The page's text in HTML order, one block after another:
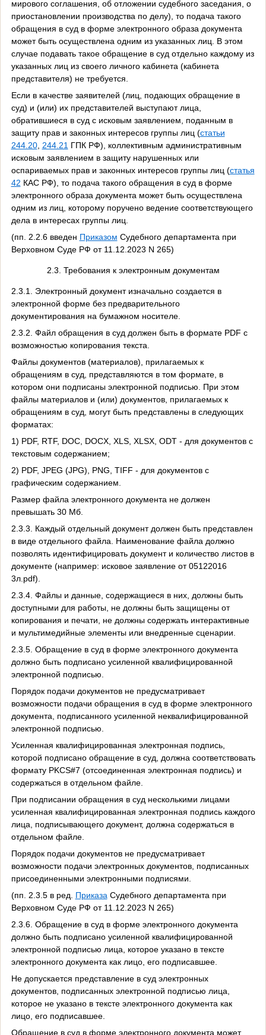
мирового соглашения, об отложении судебного заседания, о
приостановлении производства по делу), то подача такого
обращения в суд в форме электронного образа документа
может быть осуществлена одним из указанных лиц. В этом
случае подавать такое обращение в суд отдельно каждому из
указанных лиц из своего личного кабинета (кабинета
представителя) не требуется.
Если в качестве заявителей (лиц, подающих обращение в
суд) и (или) их представителей выступают лица,
обратившиеся в суд с исковым заявлением, поданным в
защиту прав и законных интересов группы лиц (статьи
244.20, 244.21 ГПК РФ), коллективным административным
исковым заявлением в защиту нарушенных или
оспариваемых прав и законных интересов группы лиц (статья
42 КАС РФ), то подача такого обращения в суд в форме
электронного образа документа может быть осуществлена
одним из лиц, которому поручено ведение соответствующего
дела в интересах группы лиц.
(пп. 2.2.6 введен Приказом Судебного департамента при
Верховном Суде РФ от 11.12.2023 N 265)
2.3. Требования к электронным документам
2.3.1. Электронный документ изначально создается в
электронной форме без предварительного
документирования на бумажном носителе.
2.3.2. Файл обращения в суд должен быть в формате PDF с
возможностью копирования текста.
Файлы документов (материалов), прилагаемых к
обращениям в суд, представляются в том формате, в
котором они подписаны электронной подписью. При этом
файлы материалов и (или) документов, прилагаемых к
обращениям в суд, могут быть представлены в следующих
форматах:
1) PDF, RTF, DOC, DOCX, XLS, XLSX, ODT - для документов с
текстовым содержанием;
2) PDF, JPEG (JPG), PNG, TIFF - для документов с
графическим содержанием.
Размер файла электронного документа не должен
превышать 30 Мб.
2.3.3. Каждый отдельный документ должен быть представлен
в виде отдельного файла. Наименование файла должно
позволять идентифицировать документ и количество листов в
документе (например: исковое заявление от 05122016
3л.pdf).
2.3.4. Файлы и данные, содержащиеся в них, должны быть
доступными для работы, не должны быть защищены от
копирования и печати, не должны содержать интерактивные
и мультимедийные элементы или внедренные сценарии.
2.3.5. Обращение в суд в форме электронного документа
должно быть подписано усиленной квалифицированной
электронной подписью.
Порядок подачи документов не предусматривает
возможности подачи обращения в суд в форме электронного
документа, подписанного усиленной неквалифицированной
электронной подписью.
Усиленная квалифицированная электронная подпись,
которой подписано обращение в суд, должна соответствовать
формату PKCS#7 (отсоединенная электронная подпись) и
содержаться в отдельном файле.
При подписании обращения в суд несколькими лицами
усиленная квалифицированная электронная подпись каждого
лица, подписывающего документ, должна содержаться в
отдельном файле.
Порядок подачи документов не предусматривает
возможности подачи электронных документов, подписанных
присоединенными электронными подписями.
(пп. 2.3.5 в ред. Приказа Судебного департамента при
Верховном Суде РФ от 11.12.2023 N 265)
2.3.6. Обращение в суд в форме электронного документа
должно быть подписано усиленной квалифицированной
электронной подписью лица, которое указано в тексте
электронного документа как лицо, его подписавшее.
Не допускается представление в суд электронных
документов, подписанных электронной подписью лица,
которое не указано в тексте электронного документа как
лицо, его подписавшее.
Обращение в суд в форме электронного документа может